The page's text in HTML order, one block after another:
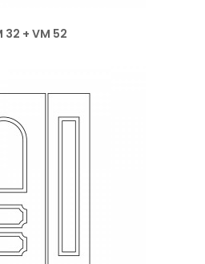
32 + VM 52